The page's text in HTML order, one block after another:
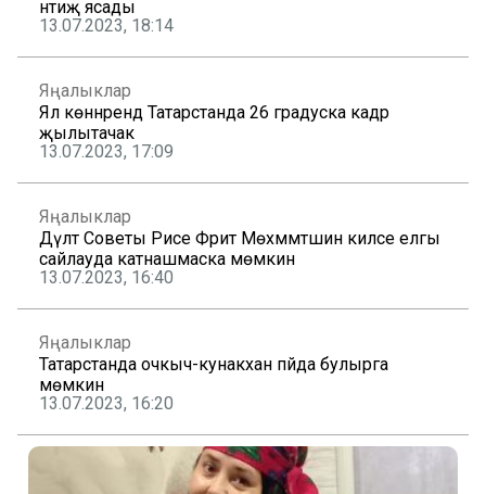
нәтиҗә ясады
13.07.2023, 18:14
Яңалыклар
Ял көннәрендә Татарстанда 26 градуска кадәр
җылытачак
13.07.2023, 17:09
Яңалыклар
Дәүләт Советы Рәисе Фәрит Мөхәммәтшин киләсе елгы
сайлауда катнашмаска мөмкин
13.07.2023, 16:40
Яңалыклар
Татарстанда очкыч-кунакханә пәйда булырга
мөмкин
13.07.2023, 16:20